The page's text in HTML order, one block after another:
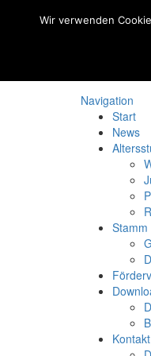
Navigation
Start
News
Stamm
Kontakt
Wir verwenden